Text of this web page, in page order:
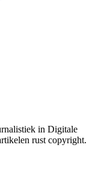
in Digitale
rust copyright.